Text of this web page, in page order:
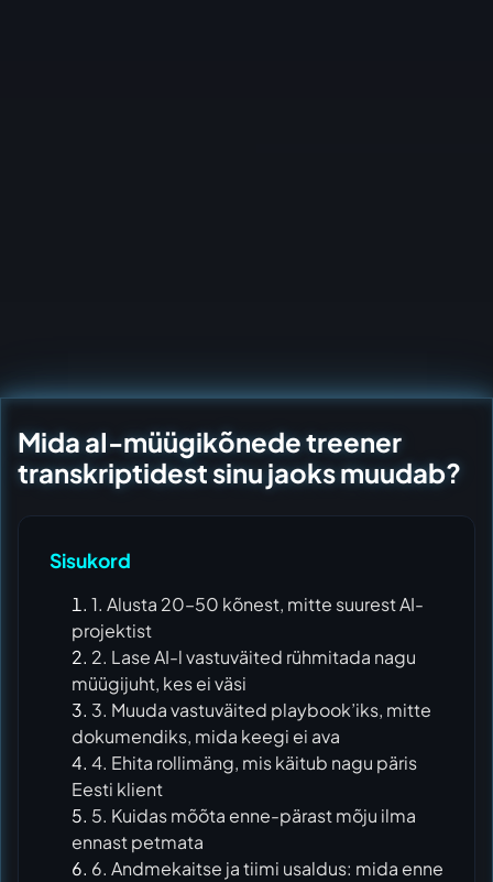
Mida aI-müügikõnede treener
transkriptidest sinu jaoks muudab?
Sisukord
1. Alusta 20–50 kõnest, mitte suurest AI-
projektist
2. Lase AI-l vastuväited rühmitada nagu
müügijuht, kes ei väsi
3. Muuda vastuväited playbook’iks, mitte
dokumendiks, mida keegi ei ava
4. Ehita rollimäng, mis käitub nagu päris
Eesti klient
5. Kuidas mõõta enne-pärast mõju ilma
ennast petmata
6. Andmekaitse ja tiimi usaldus: mida enne